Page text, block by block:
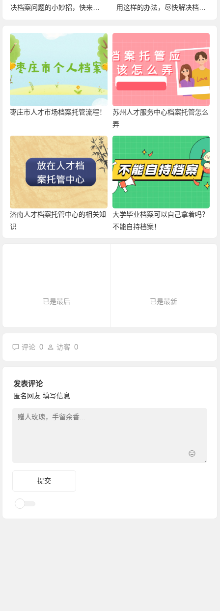
决档案问题的小妙招，快来查
用这样的办法，尽快解决档案
枣庄市人才市场档案托管流程！
苏州人才服务中心档案托管怎么
弄
济南人才档案托管中心的相关知
识
大学毕业档案可以自己拿着吗？
不能自持档案！
已是最后 已是最新
评论0 访客0
发表评论
匿名网友 填写信息